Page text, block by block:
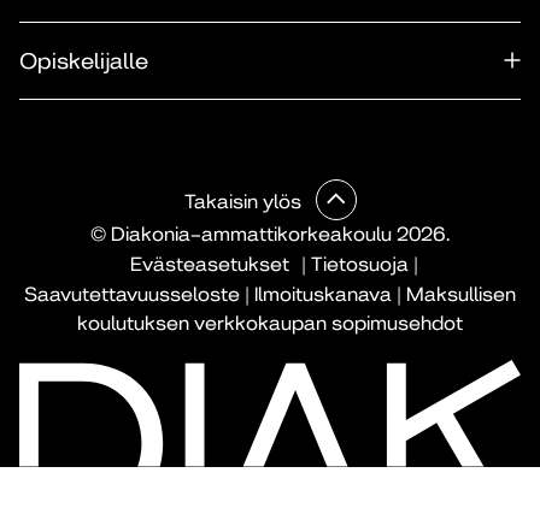
Opiskelijalle
© Diakonia–ammattikorkeakoulu 2026.
Evästeasetukset
| Tietosuoja |
Saavutettavuusseloste | Ilmoituskanava | Maksullisen
koulutuksen verkkokaupan sopimusehdot
Takaisin ylös